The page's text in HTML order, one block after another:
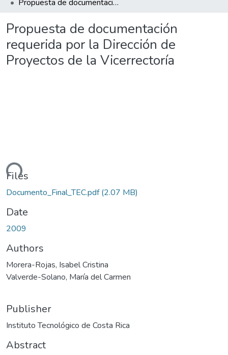
Propuesta de documentación requerida por la Dirección de Proyectos de la Vicerrectoría
Propuesta de documentación
requerida por la Dirección de
Proyectos de la Vicerrectoría
Files
Documento_Final_TEC.pdf(2.07 MB)
Date
2009
Authors
Morera-Rojas, Isabel Cristina
Valverde-Solano, María del Carmen
Publisher
Instituto Tecnológico de Costa Rica
Abstract